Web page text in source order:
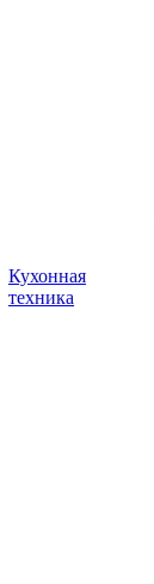
Кухонная
техника